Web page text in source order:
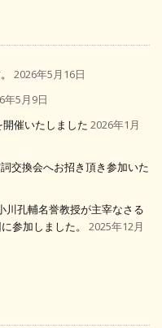
2026年5月16日
年5月9日
催いたしました 2026年1月
交換会へお招き頂き参加いた
川孔輔名誉教授が主宰なさる
参加しました。
2025年12月